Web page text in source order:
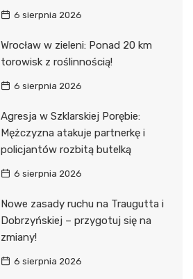
6 sierpnia 2026
Wrocław w zieleni: Ponad 20 km
torowisk z roślinnością!
6 sierpnia 2026
Agresja w Szklarskiej Porębie:
Mężczyzna atakuje partnerkę i
policjantów rozbitą butelką
6 sierpnia 2026
Nowe zasady ruchu na Traugutta i
Dobrzyńskiej – przygotuj się na
zmiany!
6 sierpnia 2026